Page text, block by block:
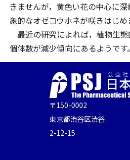
きませんが，黄色い花の中心に
象的なオゼコウホネが咲きはじめ
最近の研究によれば，植物生
個体数が減少傾向にあるようで
〒150-0002
東京都渋谷区渋谷
2-12-15